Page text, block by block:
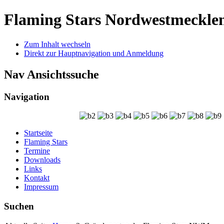
Flaming Stars
Zum Inhalt wechseln
Direkt zur Hauptnavigation und Anmeldung
Nav Ansichtssuche
Navigation
Startseite
Flaming Stars
Termine
Downloads
Links
Kontakt
Impressum
Suchen